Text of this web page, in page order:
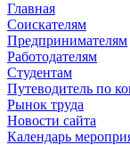
Главная
Соискателям
Предпринимателям
Работодателям
Студентам
Путеводитель по
Рынок труда
Новости сайта
Календарь